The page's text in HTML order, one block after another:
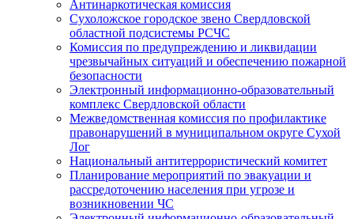
Антинаркотическая комиссия
Сухоложское городское звено Свердловской
областной подсистемы РСЧС
Комиссия по предупреждению и ликвидации
чрезвычайных ситуаций и обеспечению пожарной
безопасности
Электронный информационно-образовательный
комплекс Cвердловской области
Межведомственная комиссия по профилактике
правонарушений в муниципальном округе Сухой
Лог
Национальный антитеррористический комитет
Планирование мероприятий по эвакуации и
рассредоточению населения при угрозе и
возникновении ЧС